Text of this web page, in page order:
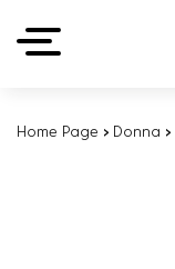
Home Page › Donna ›